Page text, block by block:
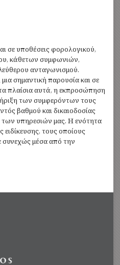
σε υποθέσεις φορολογικού,
κάθετων συμφωνιών,
ανταγωνισμού.
σημαντική παρουσία και σε
πλαίσια αυτά, η εκπροσώπηση
των συμφερόντων τους
βαθμού και δικαιοδοσίας
υπηρεσιών μας. Η ενότητα
ειδίκευσης, τους οποίους
συνεχώς μέσα από την